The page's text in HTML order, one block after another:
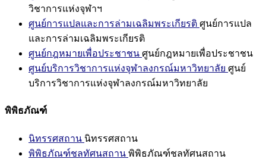
วิชาการแห่งจุฬาฯ
ศูนย์การแปลและการล่ามเฉลิมพระเกียรติ ศูนย์การแปล
และการล่ามเฉลิมพระเกียรติ
ศูนย์กฎหมายเพื่อประชาชน ศูนย์กฎหมายเพื่อประชาชน
ศูนย์บริการวิชาการแห่งจุฬาลงกรณ์มหาวิทยาลัย ศูนย์
บริการวิชาการแห่งจุฬาลงกรณ์มหาวิทยาลัย
พิพิธภัณฑ์
นิทรรศสถาน นิทรรศสถาน
พิพิธภัณฑ์ชลทัศนสถาน พิพิธภัณฑ์ชลทัศนสถาน